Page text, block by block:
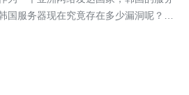
国服务器现在究竟存在多少漏洞呢？让
誉。然而，随着网络攻击技术的不断更